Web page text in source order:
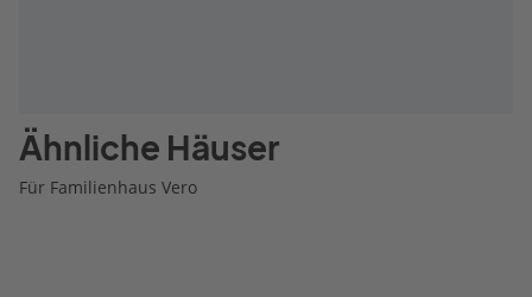
Ähnliche Häuser
Für Familienhaus Vero